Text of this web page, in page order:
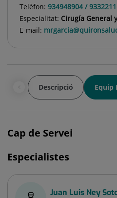
Telèfon: 934948904 /
Especialitat: Cirugía General
E-mail:
Descripció Equip
Cap de Servei
Especialistes
Juan Luis Ney